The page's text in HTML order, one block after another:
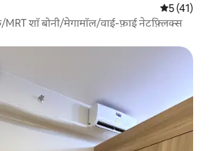
औसत रेटिंग
5 (41)
शॉ बोनी/मेगामॉल/वाई-फ़ाई नेटफ़्लिक्स